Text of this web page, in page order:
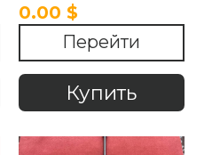
0.00 $
Перейти
Купить